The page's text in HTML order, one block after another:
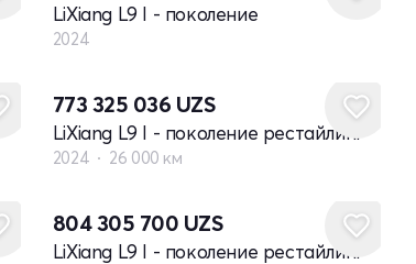
LiXiang L9 I - поколение
2024
773 325 036 UZS
LiXiang L9 I - поколение рестайлинг
2024 26 000 км
804 305 700 UZS
LiXiang L9 I - поколение рестайлинг